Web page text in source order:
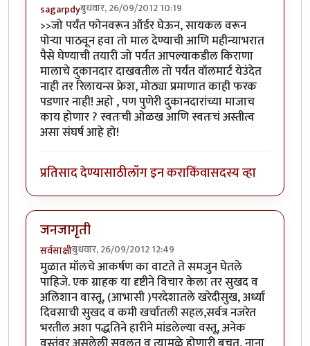
sagarpdyबुधवार, 26/09/2012 10:19
>>जो पर्यंत फोनवरून ऑर्डर घेऊन, सायकल वरून
पोर्‍या पाठवून हवा तो माल देण्याची आणि महीन्याभरात
पैसे घेण्याची तयारी जो पर्यंत आपल्याकडील किराणा
मालाचे दुकानदार दाखवतील तो पर्यंत वॉलमार्ट येउंदेत
नाही तर रिलायन्स फ्रेश, मोठ्या प्रमाणात काही फरक
पडणार नाही! अहो , पण पुणेरी दुकानदारांच्या माजाच
काय होणार ? स्वतःची ओळख आणि स्वतःचं अस्तीत्व
असा संघर्ष आहे हो!
प्रतिसाद देण्यासाठीलॉग इन कराकिंवासदस्य व्हा
जनजागृती
सर्वसाक्षीबुधवार, 26/09/2012 12:49
मुळात मॉलचे आकर्षण का वाटते ते समजुन घेतले
पाहिजे. एक ग्राहक या दृष्टीने विचार केला तर सुखद व
अलिशान वास्तू, (आभासी )परदेशातले खरेदीसुख, अर्ध्या
दिवसाची सुखद व कमी खर्चातली सहल,सर्वत्र नजरेत
भरतील अशा पद्धतिने हारीने मांडलेल्या वस्तू, अनेक